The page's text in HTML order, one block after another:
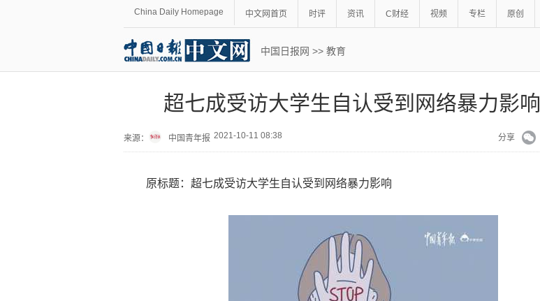
China Daily Homepage 中文网首页 时评 资讯 C财经 视频 专栏 原创
中国日报网 >> 教育
超七成受访大学生自认受到网络暴力影响
来源： 中国青年报 2021-10-11 08:38 分享
原标题：超七成受访大学生自认受到网络暴力影响